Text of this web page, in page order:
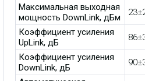
Максимальная выходная
мощность DownLink, дБм
Коэффициент усиления
UpLink, дБ
Коэффициент усиления
DownLink, дБ